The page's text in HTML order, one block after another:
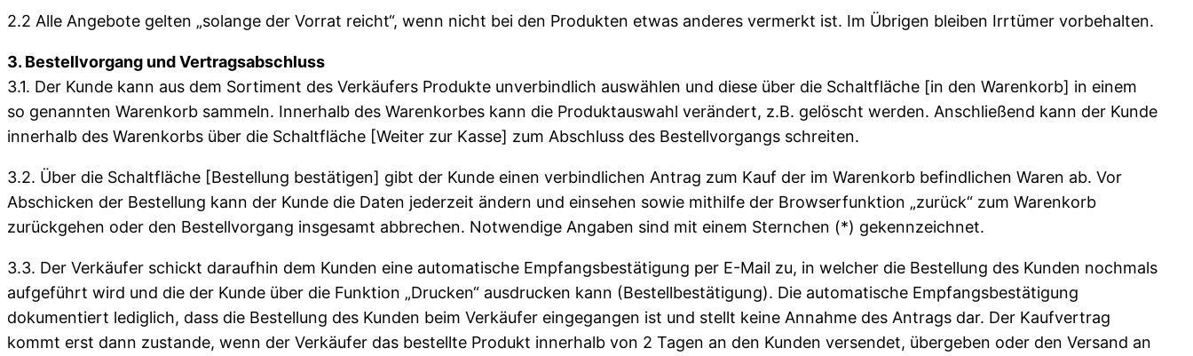
2.2 Alle Angebote gelten „solange der Vorrat reicht“, wenn nicht bei den Produkten etwas anderes vermerkt ist. Im Übrigen bleiben Irrtümer vorbehalten.
3. Bestellvorgang und Vertragsabschluss
3.1. Der Kunde kann aus dem Sortiment des Verkäufers Produkte unverbindlich auswählen und diese über die Schaltfläche [in den Warenkorb] in einem
so genannten Warenkorb sammeln. Innerhalb des Warenkorbes kann die Produktauswahl verändert, z.B. gelöscht werden. Anschließend kann der Kunde
innerhalb des Warenkorbs über die Schaltfläche [Weiter zur Kasse] zum Abschluss des Bestellvorgangs schreiten.
3.2. Über die Schaltfläche [Bestellung bestätigen] gibt der Kunde einen verbindlichen Antrag zum Kauf der im Warenkorb befindlichen Waren ab. Vor
Abschicken der Bestellung kann der Kunde die Daten jederzeit ändern und einsehen sowie mithilfe der Browserfunktion „zurück“ zum Warenkorb
zurückgehen oder den Bestellvorgang insgesamt abbrechen. Notwendige Angaben sind mit einem Sternchen (*) gekennzeichnet.
3.3. Der Verkäufer schickt daraufhin dem Kunden eine automatische Empfangsbestätigung per E-Mail zu, in welcher die Bestellung des Kunden nochmals
aufgeführt wird und die der Kunde über die Funktion „Drucken“ ausdrucken kann (Bestellbestätigung). Die automatische Empfangsbestätigung
dokumentiert lediglich, dass die Bestellung des Kunden beim Verkäufer eingegangen ist und stellt keine Annahme des Antrags dar. Der Kaufvertrag
kommt erst dann zustande, wenn der Verkäufer das bestellte Produkt innerhalb von 2 Tagen an den Kunden versendet, übergeben oder den Versand an